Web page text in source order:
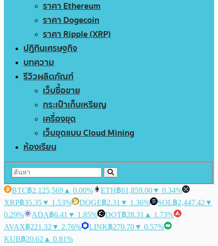
ราคา Ethereum
ราคา Dogecoin
ราคา Ripple (XRP)
ปฏิทินเศรษฐกิจ
บทความ
รีวิวผลิตภัณฑ์
เว็บซื้อขาย
กระเป๋าเก็บเหรียญ
เครื่องขุด
เว็บขุดแบบ Cloud Mining
ห้องเรียน
BTC฿2,125,569 ▲ 0.00% ETH฿61,859.00▼ 0.34%
XRP฿35.35▼ 1.53% DOGE฿2.31 ▼ 1.36% SOL฿2,447.42 ▼
0.29%
ADA฿6.41 ▼ 1.85% DOT฿28.31 ▲ 1.73%
AVAX฿221.32 ▼ 2.76% LINK฿270.70▼ 0.57%
KUB฿20.62 ▲ 0.81%